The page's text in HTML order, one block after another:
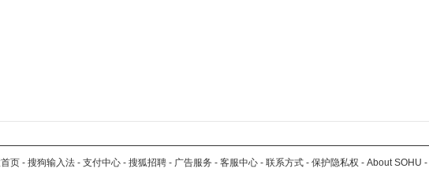
页 - 搜狗输入法 - 支付中心 - 搜狐招聘 - 广告服务 - 客服中心 - 联系方式 - 保护隐私权 - About SOHU -